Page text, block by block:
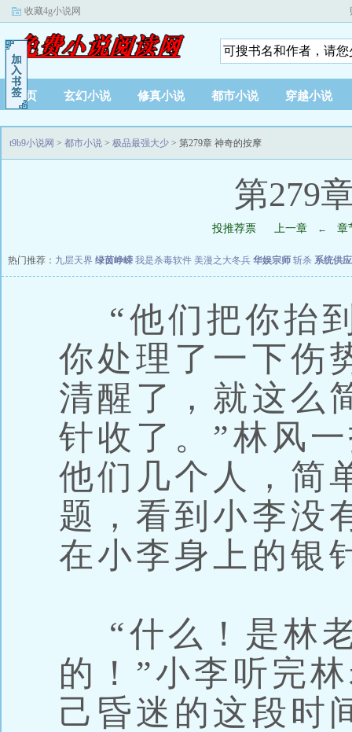
收藏4g小说网
首页 玄幻小说 修真小说 都市小说 穿越小说
t9b9小说网 > 都市小说 > 极品最强大少 > 第279章 神奇的按摩
第279
投推荐票 上一章 ← 章
热门推荐： 九层天界 绿茵峥嵘 我是杀毒软件 美漫之大冬兵 华娱宗师 斩杀 系统供
“他们把你抬
你处理了一下伤
清醒了，就这么
针收了。”林风
他们几个人，简
题，看到小李没
在小李身上的银
“什么！是林
的！”小李听完
己昏迷的这段时